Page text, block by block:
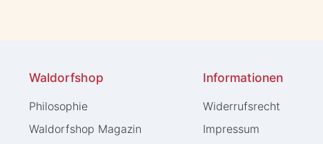
Waldorfshop
Philosophie
Waldorfshop Magazin
Informationen
Widerrufs­recht
Impressum